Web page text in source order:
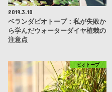
2019.3.10
ベランダビオトープ：私が失敗か
ら学んだウォーターダイヤ植栽の
注意点
ビオトープ